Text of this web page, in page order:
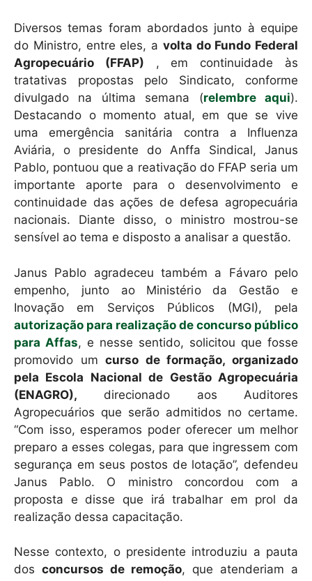
Diversos temas foram abordados junto à equipe
do Ministro, entre eles, a volta do Fundo Federal
Agropecuário (FFAP) , em continuidade às
tratativas propostas pelo Sindicato, conforme
divulgado na última semana (relembre aqui).
Destacando o momento atual, em que se vive
uma emergência sanitária contra a Influenza
Aviária, o presidente do Anffa Sindical, Janus
Pablo, pontuou que a reativação do FFAP seria um
importante aporte para o desenvolvimento e
continuidade das ações de defesa agropecuária
nacionais. Diante disso, o ministro mostrou-se
sensível ao tema e disposto a analisar a questão.
Janus Pablo agradeceu também a Fávaro pelo
empenho, junto ao Ministério da Gestão e
Inovação em Serviços Públicos (MGI), pela
autorização para realização de concurso público
para Affas, e nesse sentido, solicitou que fosse
promovido umcurso de formação, organizado
pela Escola Nacional de Gestão Agropecuária
(ENAGRO), direcionado aos Auditores
Agropecuários que serão admitidos no certame.
“Com isso, esperamos poder oferecer um melhor
preparo a esses colegas, para que ingressem com
segurança em seus postos de lotação”, defendeu
Janus Pablo. O ministro concordou com a
proposta e disse que irá trabalhar em prol da
realização dessa capacitação.
Nesse contexto, o presidente introduziu a pauta
dos concursos de remoção, que atenderiam a